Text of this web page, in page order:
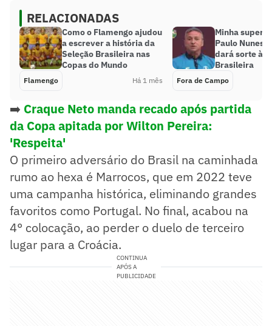
RELACIONADAS
Como o Flamengo ajudou
a escrever a história da
Seleção Brasileira nas
Copas do Mundo
Flamengo Há 1 mês
Minha
Paulo Nunes
dará sorte à
Brasileira
Fora de Campo
➡️ Craque Neto manda recado após partida
da Copa apitada por Wilton Pereira:
'Respeita'
O primeiro adversário do Brasil na caminhada
rumo ao hexa é Marrocos, que em 2022 teve
uma campanha histórica, eliminando grandes
favoritos como Portugal. No final, acabou na
4° colocação, ao perder o duelo de terceiro
lugar para a Croácia.
CONTINUA
APÓS A
PUBLICIDADE